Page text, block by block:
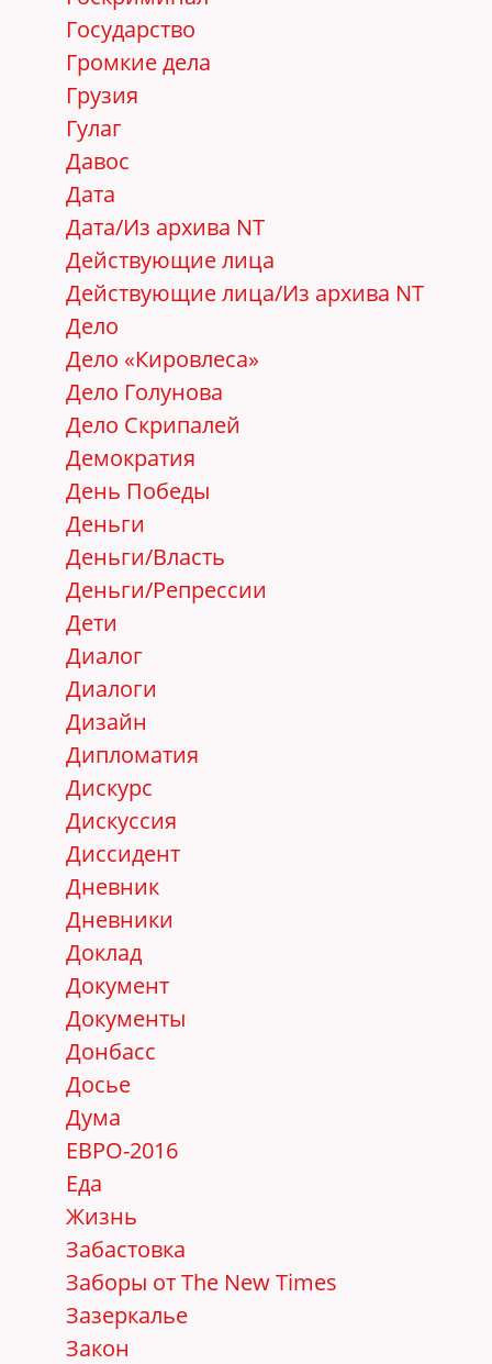
Государство
Громкие дела
Грузия
Гулаг
Давос
Дата
Дата/Из архива NT
Действующие лица
Действующие лица/Из архива NT
Дело
Дело «Кировлеса»
Дело Голунова
Дело Скрипалей
Демократия
День Победы
Деньги
Деньги/Власть
Деньги/Репрессии
Дети
Диалог
Диалоги
Дизайн
Дипломатия
Дискурс
Дискуссия
Диссидент
Дневник
Дневники
Доклад
Документ
Документы
Донбасс
Досье
Дума
ЕВРО-2016
Еда
Жизнь
Забастовка
Заборы от The New Times
Зазеркалье
Закон